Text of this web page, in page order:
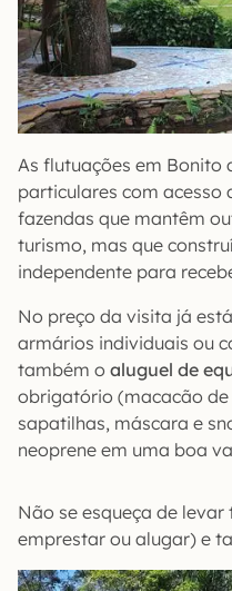
As flutuações em Bonito
particulares com acesso
fazendas que mantêm
turismo, mas que
independente para
No preço da visita já
armários individuais ou
também o aluguel de
obrigatório (macacão
sapatilhas, máscara e
neoprene em uma boa
Não se esqueça de
emprestar ou alugar) e